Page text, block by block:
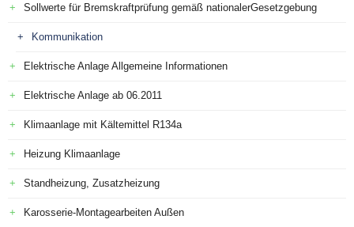
Sollwerte für Bremskraftprüfung gemäß nationalerGesetzgebung
Kommunikation
Elektrische Anlage Allgemeine Informationen
Elektrische Anlage ab 06.2011
Klimaanlage mit Kältemittel R134a
Heizung Klimaanlage
Standheizung, Zusatzheizung
Karosserie-Montagearbeiten Außen